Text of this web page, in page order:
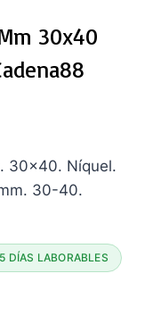
30x40
30×40. Níquel.
30-40.
DÍAS LABORABLES